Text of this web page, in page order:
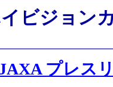
イビジョン
プレス